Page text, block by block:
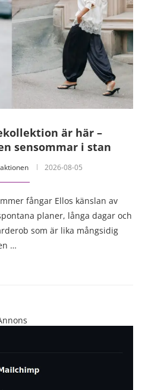
är här –
sensommar i stan
2026-08-05
fångar Ellos känslan av
planer, långa dagar och
som är lika mångsidig
…